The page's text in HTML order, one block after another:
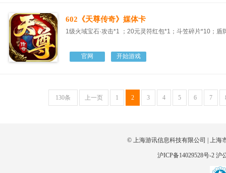
602《天尊传奇》媒体卡
1级火域宝石·攻击*1 ；20元灵符红包*1；斗笠碎片*10；盾
官网 开始游戏
130条 上一页 1 2 3 4 5 6 7
© 上海游讯信息科技有限公司 | 上
沪ICP备14029528号-2 沪